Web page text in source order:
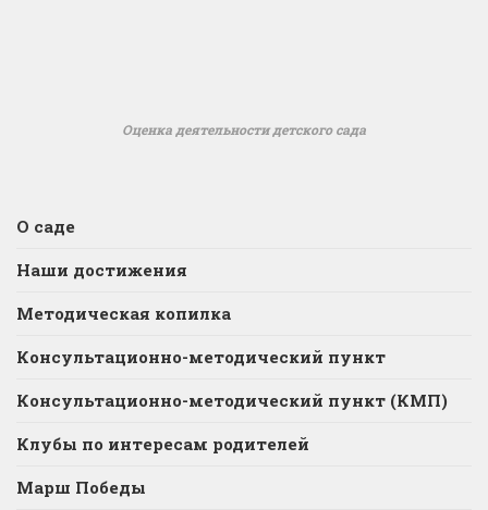
Оценка деятельности детского сада
О саде
Наши достижения
Методическая копилка
Консультационно-методический пункт
Консультационно-методический пункт (КМП)
Клубы по интересам родителей
Марш Победы